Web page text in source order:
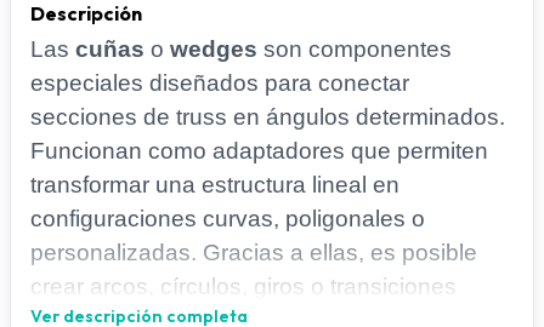
Descripción
Las cuñas o wedges son componentes
especiales diseñados para conectar
secciones de truss en ángulos determinados.
Funcionan como adaptadores que permiten
transformar una estructura lineal en
configuraciones curvas, poligonales o
personalizadas. Gracias a ellas, es posible
crear arcos, círculos, giros o transiciones
suaves dentro de un montaje escénico. Se
Ver descripción completa